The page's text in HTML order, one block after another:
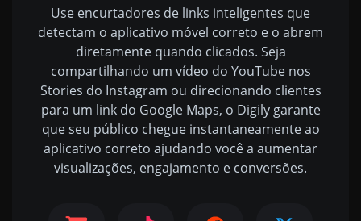
Use encurtadores de links inteligentes que
detectam o aplicativo móvel correto e o abrem
diretamente quando clicados. Seja
compartilhando um vídeo do YouTube nos
Stories do Instagram ou direcionando clientes
para um link do Google Maps, o Digily garante
que seu público chegue instantaneamente ao
aplicativo correto ajudando você a aumentar
visualizações, engajamento e conversões.